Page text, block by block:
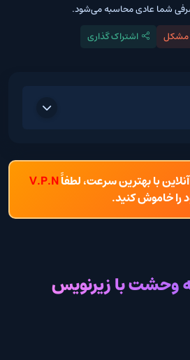
شما عادی محاسبه می‌شود.
مشکل
اشتراک گذاری
با بهترین سرعت، لطفاًV.P.N
را خاموش کنید.
وحشت با زیرنویس